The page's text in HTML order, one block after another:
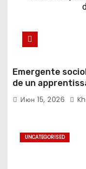
Emergente
de un
sur les espaces
Июн 15, 2026
UNCATEGORISED